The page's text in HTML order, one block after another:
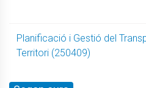
Planificació i Gestió del
Territori (250409)